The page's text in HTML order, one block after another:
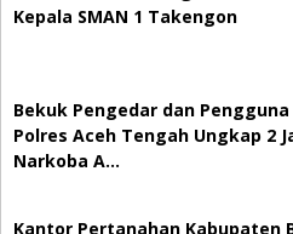
Kepala SMAN 1 Takengon
Bekuk Pengedar dan Pengguna
Polres Aceh Tengah Ungkap 2
Narkoba A…
Kantor Pertanahan Kabupaten